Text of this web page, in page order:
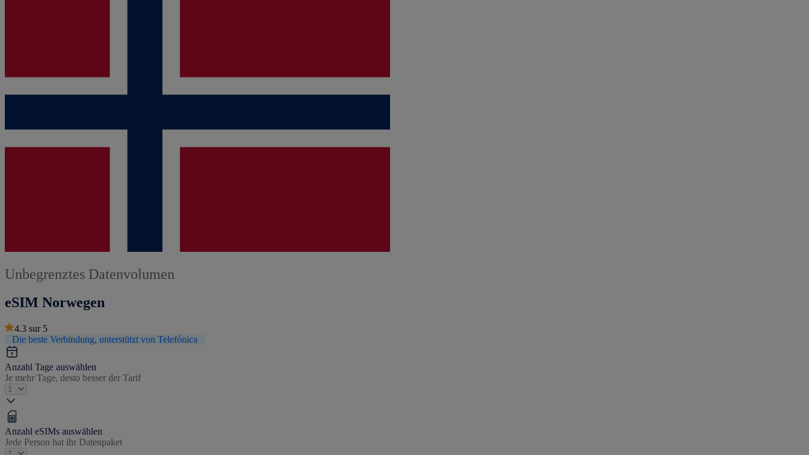
Unbegrenztes Datenvolumen
eSIM Norwegen
4.3 sur 5
Die beste Verbindung, unterstützt von Telefónica
Anzahl Tage auswählen
Je mehr Tage, desto besser der Tarif
Anzahl eSIMs auswählen
Jede Person hat ihr Datenpaket